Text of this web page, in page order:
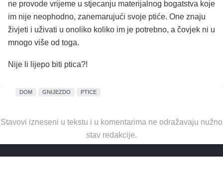
ne provode vrijeme u stjecanju materijalnog bogatstva koje
im nije neophodno, zanemarujući svoje ptiće. One znaju
živjeti i uživati u onoliko koliko im je potrebno, a čovjek ni u
mnogo više od toga.
Nije li lijepo biti ptica?!
DOM GNIJEZDO PTICE
Stavovi izneseni u tekstu i u komentarima ne odražavaju nužno
stav redakcije.